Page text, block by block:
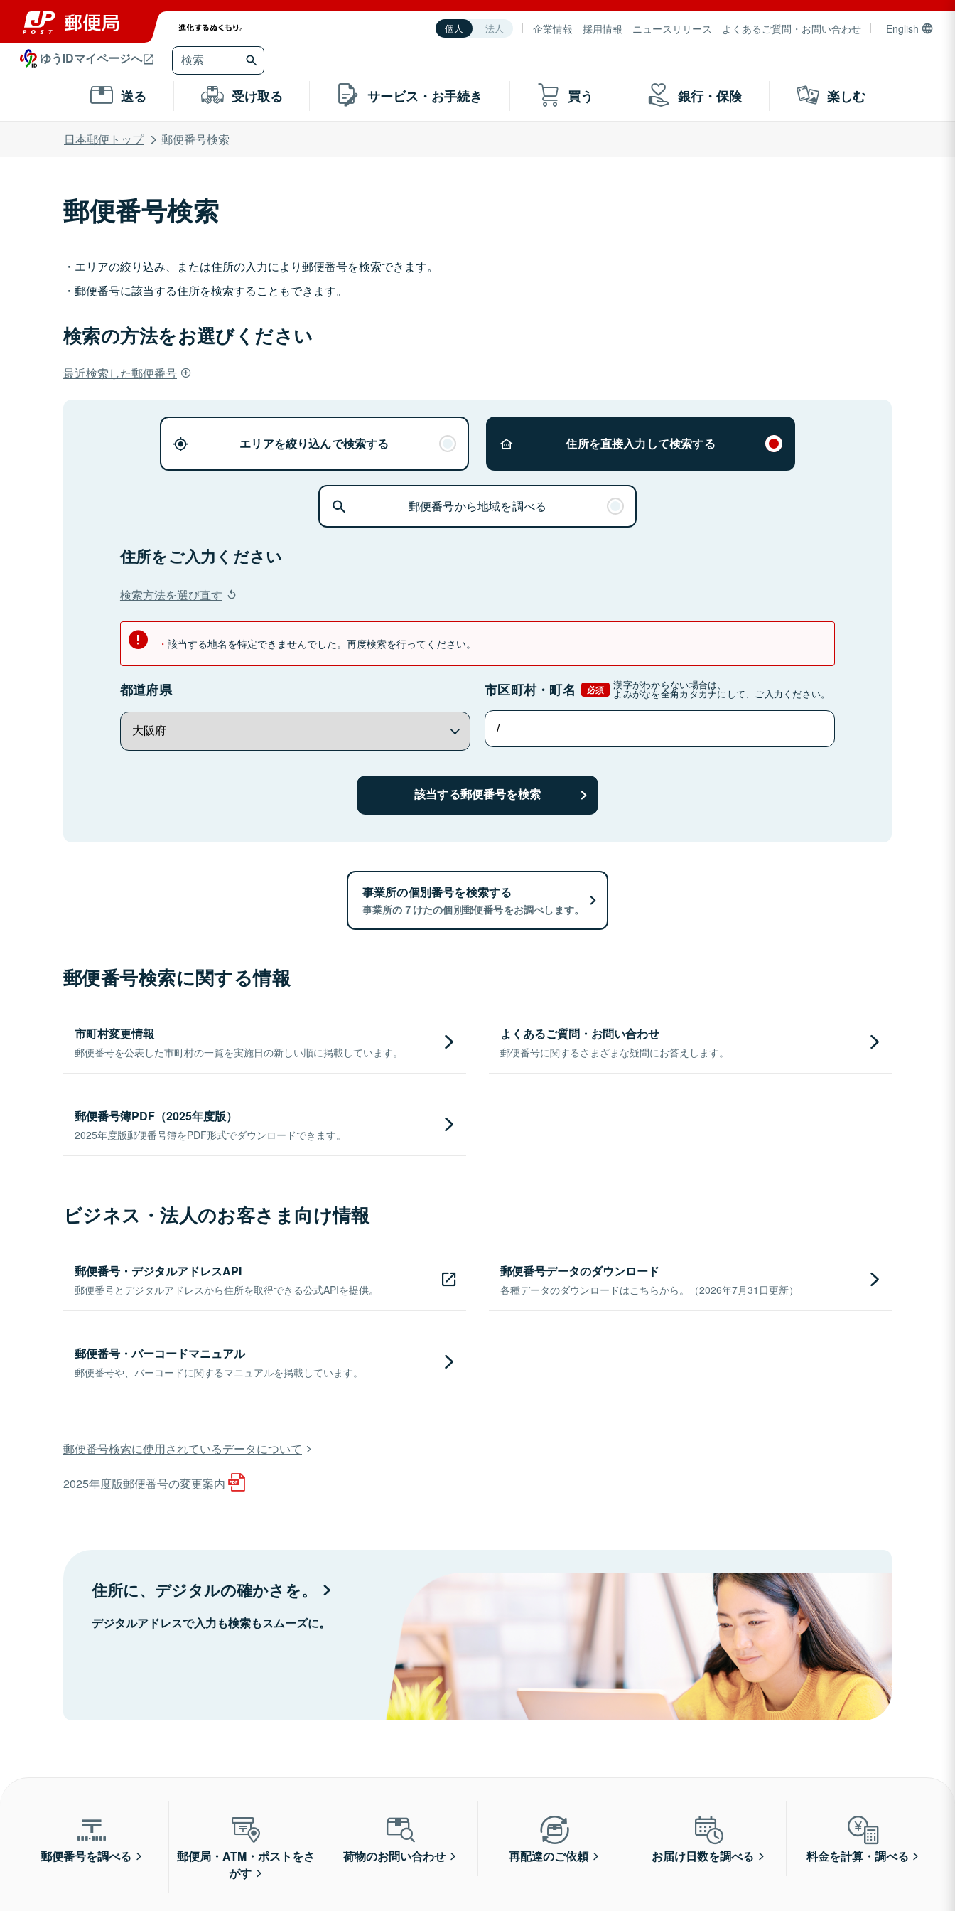
個人 法人 企業情報 採用情報 ニュースリリース よくあるご質問・お問い合わせ English
ゆうIDマイページへ
送る 受け取る サービス・お手続き 買う 銀行・保険 楽しむ
日本郵便トップ 郵便番号検索
郵便番号検索
エリアの絞り込み、または住所の入力により郵便番号を検索できます。
郵便番号に該当する住所を検索することもできます。
検索の方法をお選びください
最近検索した郵便番号
エリアを絞り込んで検索する 住所を直接入力して検索する
郵便番号から地域を調べる
住所をご入力ください
検索方法を選び直す
該当する地名を特定できませんでした。再度検索を行ってください。
都道府県 市区町村・町名 必須 漢字がわからない場合は、
よみがなを全角カタカナにして、ご入力ください。
該当する郵便番号を検索
事業所の個別番号を検索する
事業所の７けたの個別郵便番号をお調べします。
郵便番号検索に関する情報
市町村変更情報
郵便番号を公表した市町村の一覧を実施日の新しい順に掲載しています。
よくあるご質問・お問い合わせ
郵便番号に関するさまざまな疑問にお答えします。
郵便番号簿PDF（2025年度版）
2025年度版郵便番号簿をPDF形式でダウンロードできます。
ビジネス・法人のお客さま向け情報
郵便番号・デジタルアドレスAPI
郵便番号とデジタルアドレスから住所を取得できる公式APIを提供。
郵便番号データのダウンロード
各種データのダウンロードはこちらから。（2026年7月31日更新）
郵便番号・バーコードマニュアル
郵便番号や、バーコードに関するマニュアルを掲載しています。
郵便番号検索に使用されているデータについて
2025年度版郵便番号の変更案内
住所に、デジタルの確かさを。
デジタルアドレスで入力も検索もスムーズに。
郵便番号を調べる
郵便局・ATM・ポストをさ
がす
荷物のお問い合わせ 再配達のご依頼 お届け日数を調べる 料金を計算・調べる